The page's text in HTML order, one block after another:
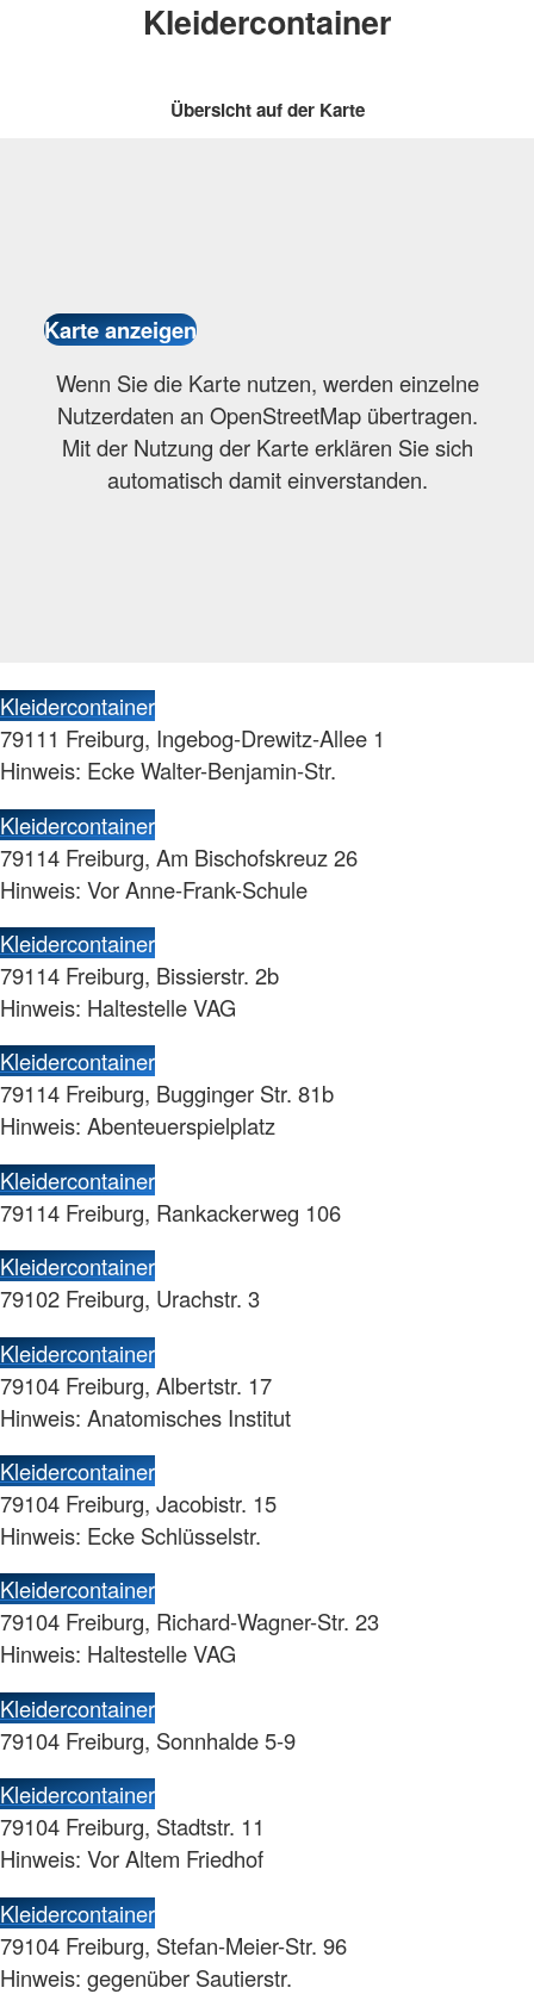
Kleidercontainer
Übersicht auf der Karte
Wenn Sie die Karte nutzen, werden einzelne
Nutzerdaten an OpenStreetMap übertragen.
Mit der Nutzung der Karte erklären Sie sich
automatisch damit einverstanden.
Kleidercontainer
79111 Freiburg, Ingebog-Drewitz-Allee 1
Hinweis: Ecke Walter-Benjamin-Str.
Kleidercontainer
79114 Freiburg, Am Bischofskreuz 26
Hinweis: Vor Anne-Frank-Schule
Kleidercontainer
79114 Freiburg, Bissierstr. 2b
Hinweis: Haltestelle VAG
Kleidercontainer
79114 Freiburg, Bugginger Str. 81b
Hinweis: Abenteuerspielplatz
Kleidercontainer
79114 Freiburg, Rankackerweg 106
Kleidercontainer
79102 Freiburg, Urachstr. 3
Kleidercontainer
79104 Freiburg, Albertstr. 17
Hinweis: Anatomisches Institut
Kleidercontainer
79104 Freiburg, Jacobistr. 15
Hinweis: Ecke Schlüsselstr.
Kleidercontainer
79104 Freiburg, Richard-Wagner-Str. 23
Hinweis: Haltestelle VAG
Kleidercontainer
79104 Freiburg, Sonnhalde 5-9
Kleidercontainer
79104 Freiburg, Stadtstr. 11
Hinweis: Vor Altem Friedhof
Kleidercontainer
79104 Freiburg, Stefan-Meier-Str. 96
Hinweis: gegenüber Sautierstr.